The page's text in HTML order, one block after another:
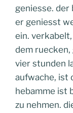
geniesse. der
er geniesst
ein.
dem ruecken,
vier stunden
aufwache, ist
hebamme ist
zu nehmen.